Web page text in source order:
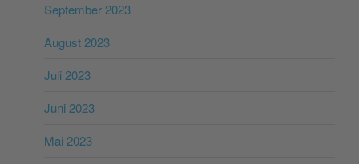
September 2023
August 2023
Juli 2023
Juni 2023
Mai 2023